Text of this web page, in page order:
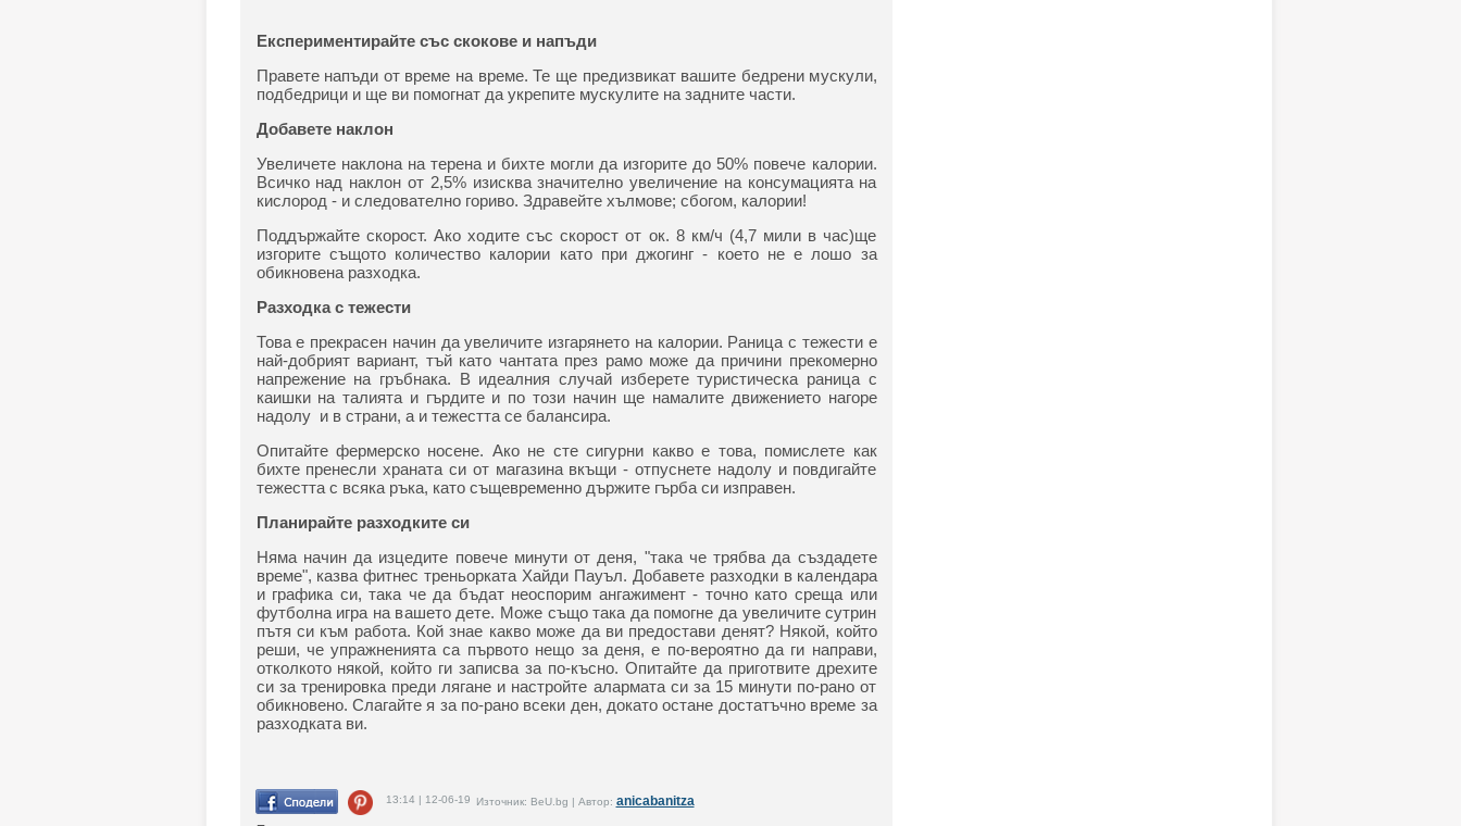
Експериментирайте със скокове и напъди
Правете напъди от време на време. Те ще предизвикат вашите бедрени мускули,
подбедрици и ще ви помогнат да укрепите мускулите на задните части.
Добавете наклон
Увеличете наклона на терена и бихте могли да изгорите до 50% повече калории.
Всичко над наклон от 2,5% изисква значително увеличение на консумацията на
кислород - и следователно гориво. Здравейте хълмове; сбогом, калории!
Поддържайте скорост. Ако ходите със скорост от ок. 8 км/ч (4,7 мили в час)ще
изгорите същото количество калории като при джогинг - което не е лошо за
обикновена разходка.
Разходка с тежести
Това е прекрасен начин да увеличите изгарянето на калории. Раница с тежести е
най-добрият вариант, тъй като чантата през рамо може да причини прекомерно
напрежение на гръбнака. В идеалния случай изберете туристическа раница с
каишки на талията и гърдите и по този начин ще намалите движението нагоре
надолу и в страни, а и тежестта се балансира.
Опитайте фермерско носене. Ако не сте сигурни какво е това, помислете как
бихте пренесли храната си от магазина вкъщи - отпуснете надолу и повдигайте
тежестта с всяка ръка, като същевременно държите гърба си изправен.
Планирайте разходките си
Няма начин да изцедите повече минути от деня, "така че трябва да създадете
време", казва фитнес треньорката Хайди Пауъл. Добавете разходки в календара
и графика си, така че да бъдат неоспорим ангажимент - точно като среща или
футболна игра на вашето дете. Може също така да помогне да увеличите сутрин
пътя си към работа. Кой знае какво може да ви предостави денят? Някой, който
реши, че упражненията са първото нещо за деня, е по-вероятно да ги направи,
отколкото някой, който ги записва за по-късно. Опитайте да приготвите дрехите
си за тренировка преди лягане и настройте алармата си за 15 минути по-рано от
обикновено. Слагайте я за по-рано всеки ден, докато остане достатъчно време за
разходката ви.
13:14 | 12-06-19 Източник: BeU.bg | Автор: anicabanitza